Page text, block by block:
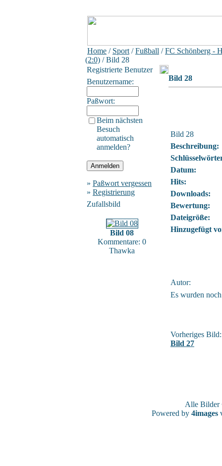
Home / Sport /Fußball /FC Schönberg -
(2:0) / Bild 28
Registrierte Benutzer
Benutzername:
Paßwort:
Beim nächsten
Besuch
automatisch
anmelden?
» Paßwort vergessen
» Registrierung
Zufallsbild
Bild 08
Kommentare: 0
Thawka
Bild 28
Bild 28
Beschreibung:
Datum:
Hits:
Downloads:
Bewertung:
Dateigröße:
Hinzugefügt
Autor:
Es wurden
Vorheriges Bild:
Bild 27
Alle
Powered by 4images